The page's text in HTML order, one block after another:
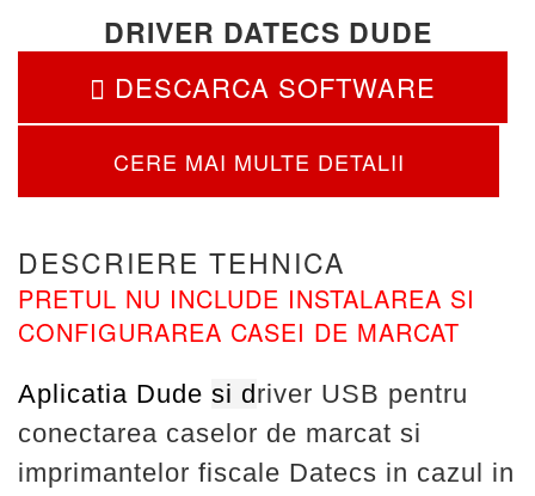
DRIVER DATECS DUDE
DESCARCA SOFTWARE
CERE MAI MULTE DETALII
DESCRIERE TEHNICA
PRETUL NU INCLUDE INSTALAREA SI
CONFIGURAREA CASEI DE MARCAT
Aplicatia Dude si d river USB pentru
conectarea caselor de marcat si
imprimantelor fiscale Datecs in cazul in